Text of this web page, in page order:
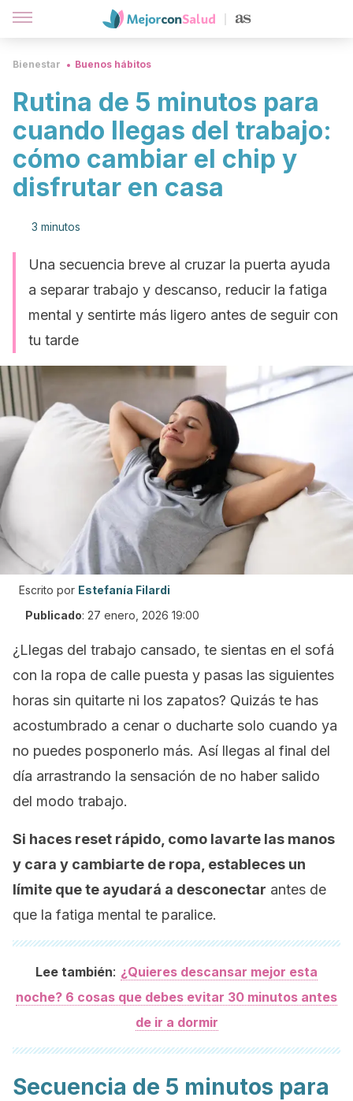
Bienestar Buenos hábitos
Rutina de 5 minutos para
cuando llegas del trabajo:
cómo cambiar el chip y
disfrutar en casa
3 minutos
Una secuencia breve al cruzar la puerta ayuda
a separar trabajo y descanso, reducir la fatiga
mental y sentirte más ligero antes de seguir con
tu tarde
Escrito por Estefanía Filardi
Publicado: 27 enero, 2026 19:00
¿Llegas del trabajo cansado, te sientas en el sofá
con la ropa de calle puesta y pasas las siguientes
horas sin quitarte ni los zapatos? Quizás te has
acostumbrado a cenar o ducharte solo cuando ya
no puedes posponerlo más. Así llegas al final del
día arrastrando la sensación de no haber salido
del modo trabajo.
Si haces reset rápido, como lavarte las manos
y cara y cambiarte de ropa, estableces un
límite que te ayudará a desconectar antes de
que la fatiga mental te paralice.
Lee también: ¿Quieres descansar mejor esta
noche? 6 cosas que debes evitar 30 minutos antes
de ir a dormir
Secuencia de 5 minutos para